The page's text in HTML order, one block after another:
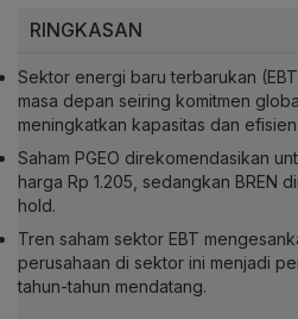
RINGKASAN
Sektor energi baru terbarukan
masa depan seiring komitmen
meningkatkan kapasitas dan
Saham PGEO direkomendasikan
harga Rp 1.205, sedangkan BREN
hold.
Tren saham sektor EBT
perusahaan di sektor ini menjadi
tahun-tahun mendatang.